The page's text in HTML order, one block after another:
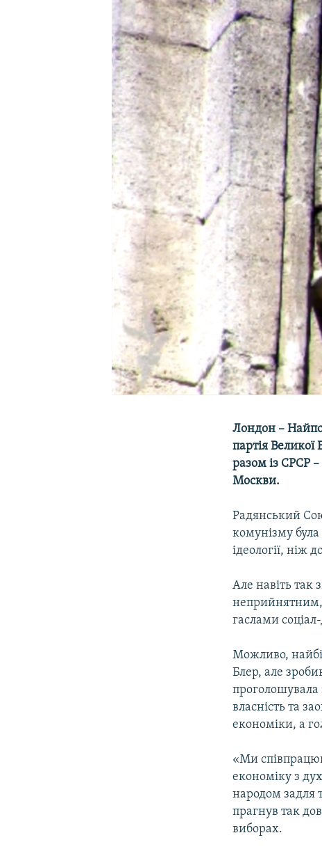
Лондон –
партія
разом із СРСР
Москви.
Радянський
комунізму
ідеології, ніж
Але навіть так
неприйнятним,
гаслами
Можливо,
Блер, але
власність та
економіки, а
«Ми
економіку з
народом задля
прагнув так
виборах.